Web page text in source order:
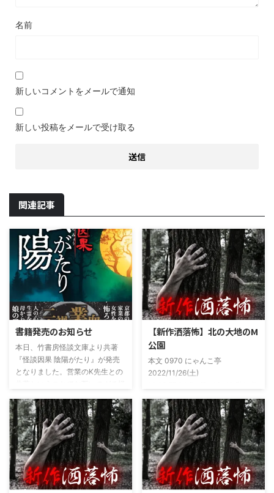
名前
新しいコメントをメールで通知
新しい投稿をメールで受け取る
関連記事
書籍発売のお知らせ
本日、竹書房怪談文庫より共著
『怪談因果 陰陽がたり』が発売
となりました。営業のK先生との
上げましたので内容の濃さ・面白
さは保証します。ぜひともご購入
くださいませ。 書影かっこいい
ですね！帯の煽り文句も最高です
(^^)v購入ページ
https://amzn.to/49NrwuE特設ペ
ージ
【新作洒落怖】北の大地のM
公園
本文 0970 にゃんこ亭
2022/11/26(土)
に言うオカルト系な話がまあまあ
好きで、最近占いとかを副業で始
めてた。今はちょっとメンタルの
状況やらで退いたけど実力試しも
かねてSNSでフォロワー相手に占
いとかしていたもんです。実力
は・・・ありがたいことに当たっ
た！ドンピシャ！と嬉しい声もあ